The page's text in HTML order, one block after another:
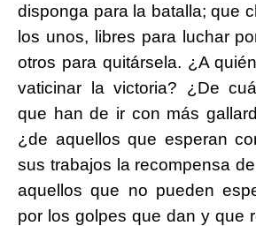
disponga para la batalla; que
los unos, libres para luchar
otros para quitársela. ¿A
vaticinar la victoria? ¿De
que han de ir con más
¿de aquellos que esperan
sus trabajos la recompensa
aquellos que no pueden
por los golpes que dan y que